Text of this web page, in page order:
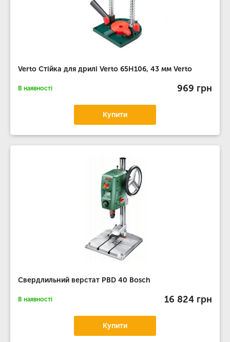
Verto Стійка для дрилі Verto 65H106, 43 мм Verto
В наявності 969 грн
Купити
Свердлильний верстат PBD 40 Bosch
В наявності 16 824 грн
Купити